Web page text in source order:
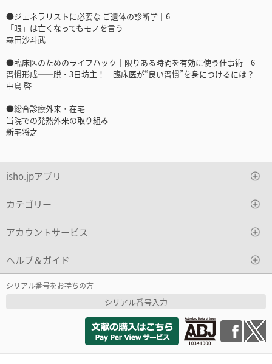
●ジェネラリストに必要な ご遺体の診断学｜6
「眼」は亡くなってもモノを言う
森田沙斗武
●臨床医のためのライフハック｜限りある時間を有効に使う仕事術｜6
習慣形成──脱・3日坊主！ 臨床医が“良い習慣”を身につけるには？
中島 啓
●総合診療外来・在宅
当院での発熱外来の取り組み
新宅将之
isho.jpアプリ
カテゴリー
アカウントサービス
ヘルプ＆ガイド
シリアル番号をお持ちの方
シリアル番号入力